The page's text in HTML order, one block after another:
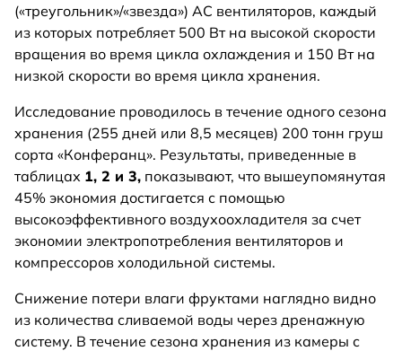
(«треугольник»/«звезда») AC вентиляторов, каждый
из которых потребляет 500 Вт на высокой скорости
вращения во время цикла охлаждения и 150 Вт на
низкой скорости во время цикла хранения.
Исследование проводилось в течение одного сезона
хранения (255 дней или 8,5 месяцев) 200 тонн груш
сорта «Конферанц». Результаты, приведенные в
таблицах 1, 2 и 3, показывают, что вышеупомянутая
45% экономия достигается с помощью
высокоэффективного воздухоохладителя за счет
экономии электропотребления вентиляторов и
компрессоров холодильной системы.
Снижение потери влаги фруктами наглядно видно
из количества сливаемой воды через дренажную
систему. В течение сезона хранения из камеры с